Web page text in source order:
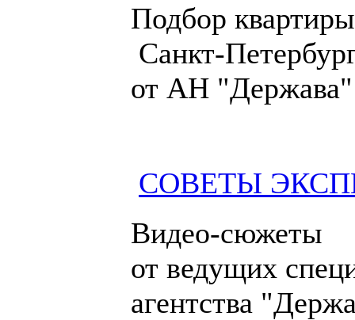
Подбор
Санкт-
от АН "Держава"
СОВЕТЫ
Видео-сюжеты
от ведущих
агентства